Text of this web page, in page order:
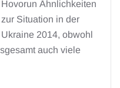
Hovorun Ähnlichkeiten
zur Situation in der
Ukraine 2014, obwohl
auch viele